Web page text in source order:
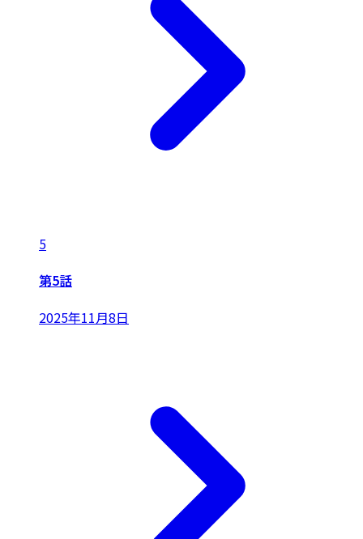
5
第5話
2025年11月8日